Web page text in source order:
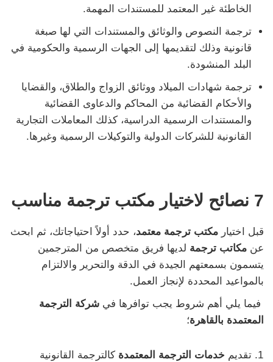
الخاطئة غير المعتمد للمستندات المهمة.
ترجمة النصوص والوثائق والمستندات التي لها صبغة
قانونية وذلك لتقديمها إلى الجهات الرسمية والحكومية في
البلد المنشودة.
ترجمة شهادات الميلاد ووثائق الزواج والطلاق، والقضايا
والأحكام القضائية من المحاكم والدعاوى القضائية
والمستندات الرسمية الدراسية، كذلك المعاملات التجارية
القانونية للشركات الدولية والتوكيلات الرسمية وغيرها.
7 نصائح لاختيار مكتب ترجمة مناسب
قبل اختيار مكتب ترجمة معتمد، حدد أولاً احتياجاتك، ثم ابحث
عن مكاتب ترجمة لديها فريق متخصص من المترجمين
يتسمون بسمعتهم الجيدة في الدقة والتحرير والالتزام
بالمواعيد المحددة لإنجاز العمل.
فيما يلي أهم شروط يجب توافرها في شركة الترجمة
المعتمدة بالقاهرة؛
تقديم خدمات الترجمة المعتمدة كالترجمة القانونية